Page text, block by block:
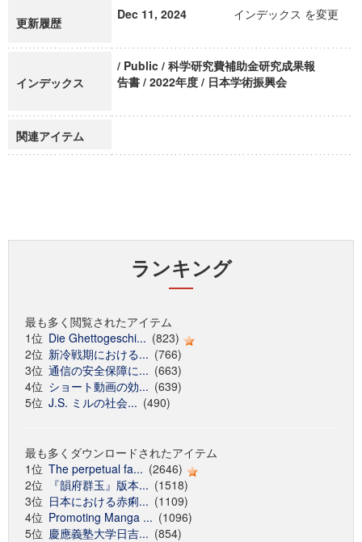
更新履歴
Dec 11, 2024 インデックス を変更
インデックス
/ Public / 科学研究費補助金研究成果報
告書 / 2022年度 / 日本学術振興会
関連アイテム
ランキング
最も多く閲覧されたアイテム
1位 Die Ghettogeschi... (823)
2位 新冷戦期における... (766)
3位 通信の安全保障に... (663)
4位 ショート動画の効... (639)
5位 J.S. ミルの社会... (490)
最も多くダウンロードされたアイテム
1位 The perpetual fa... (2646)
2位
『韻府群玉』版本... (1518)
3位 日本における赤痢... (1109)
4位 Promoting Manga ... (1096)
5位 慶應義塾大学日吉... (854)